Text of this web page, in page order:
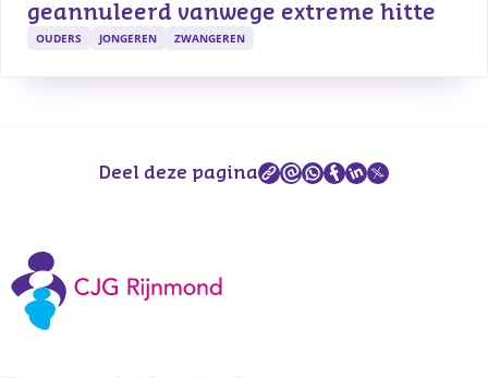
geannuleerd vanwege extreme hitte
OUDERS JONGEREN ZWANGEREN
Deel deze pagina